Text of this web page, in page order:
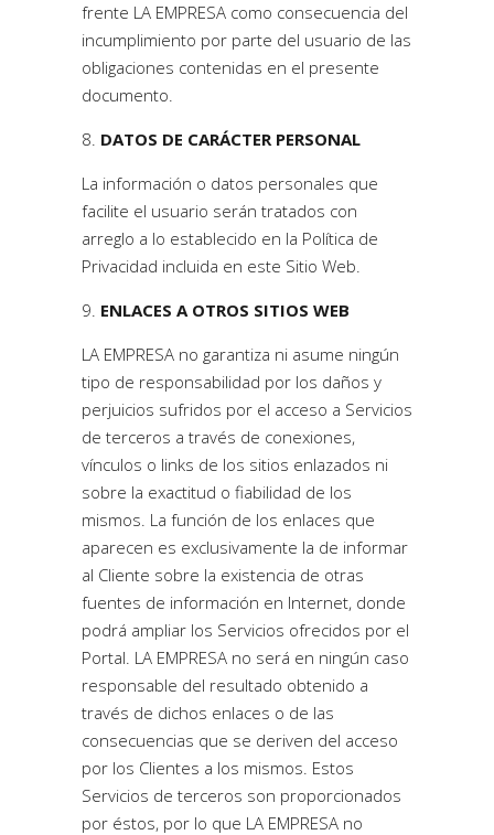
frente LA EMPRESA como consecuencia del
incumplimiento por parte del usuario de las
obligaciones contenidas en el presente
documento.
DATOS DE CARÁCTER PERSONAL
La información o datos personales que
facilite el usuario serán tratados con
arreglo a lo establecido en la Política de
Privacidad incluida en este Sitio Web.
ENLACES A OTROS SITIOS WEB
LA EMPRESA no garantiza ni asume ningún
tipo de responsabilidad por los daños y
perjuicios sufridos por el acceso a Servicios
de terceros a través de conexiones,
vínculos o links de los sitios enlazados ni
sobre la exactitud o fiabilidad de los
mismos. La función de los enlaces que
aparecen es exclusivamente la de informar
al Cliente sobre la existencia de otras
fuentes de información en Internet, donde
podrá ampliar los Servicios ofrecidos por el
Portal. LA EMPRESA no será en ningún caso
responsable del resultado obtenido a
través de dichos enlaces o de las
consecuencias que se deriven del acceso
por los Clientes a los mismos. Estos
Servicios de terceros son proporcionados
por éstos, por lo que LA EMPRESA no